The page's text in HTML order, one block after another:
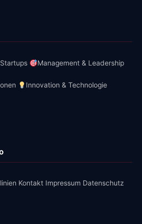
Management & Leadership
Innovation & Technologie
Kontakt Impressum Datenschutz